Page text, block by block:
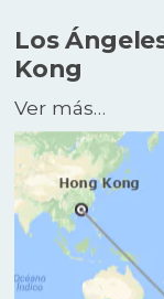
Los
Kong
Ver más…